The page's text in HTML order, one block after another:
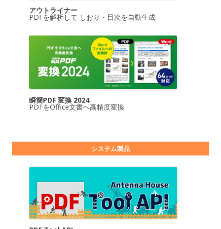
アウトライナー
PDFを解析して しおり・目次を自動生成
瞬簡PDF 変換 2024
PDFをOffice文書へ高精度変換
システム製品